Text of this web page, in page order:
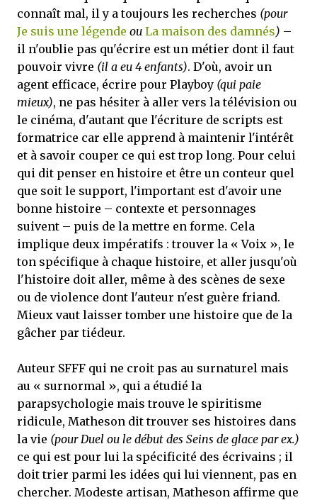
connaît mal, il y a toujours les recherches (pour
Je suis une légende ou La maison des damnés) –
il n'oublie pas qu'écrire est un métier dont il faut
pouvoir vivre (il a eu 4 enfants). D'où, avoir un
agent efficace, écrire pour Playboy (qui paie
mieux), ne pas hésiter à aller vers la télévision ou
le cinéma, d'autant que l'écriture de scripts est
formatrice car elle apprend à maintenir l'intérêt
et à savoir couper ce qui est trop long. Pour celui
qui dit penser en histoire et être un conteur quel
que soit le support, l'important est d'avoir une
bonne histoire – contexte et personnages
suivent – puis de la mettre en forme. Cela
implique deux impératifs : trouver la « Voix », le
ton spécifique à chaque histoire, et aller jusqu'où
l'histoire doit aller, même à des scènes de sexe
ou de violence dont l'auteur n'est guère friand.
Mieux vaut laisser tomber une histoire que de la
gâcher par tiédeur.
Auteur SFFF qui ne croit pas au surnaturel mais
au « surnormal », qui a étudié la
parapsychologie mais trouve le spiritisme
ridicule, Matheson dit trouver ses histoires dans
la vie (pour Duel ou le début des Seins de glace par ex.)
ce qui est pour lui la spécificité des écrivains ; il
doit trier parmi les idées qui lui viennent, pas en
chercher. Modeste artisan, Matheson affirme que